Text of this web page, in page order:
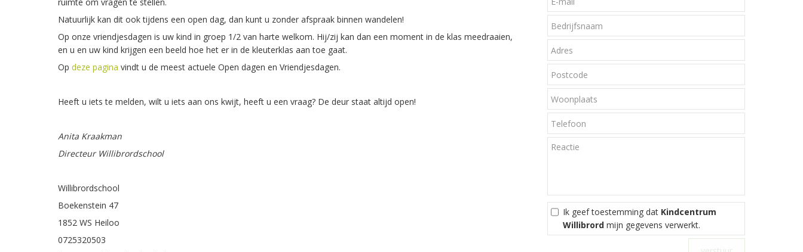
Natuurlijk kan dit ook tijdens een open dag, dan kunt u zonder afspraak binnen wandelen!
Op onze vriendjesdagen is uw kind in groep 1/2 van harte welkom. Hij/zij kan dan een moment in de klas meedraaien,
en u en uw kind krijgen een beeld hoe het er in de kleuterklas aan toe gaat.
Op deze pagina vindt u de meest actuele Open dagen en Vriendjesdagen.
Heeft u iets te melden, wilt u iets aan ons kwijt, heeft u een vraag? De deur staat altijd open!
Anita Kraakman
Directeur Willibrordschool
Willibrordschool
Boekenstein 47
1852 WS Heiloo
0725320503
Ik geef toestemming dat Kindcentrum
Willibrord mijn gegevens verwerkt.